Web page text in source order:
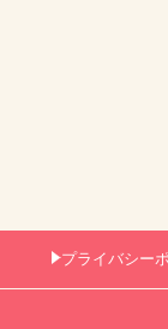
プライバシー